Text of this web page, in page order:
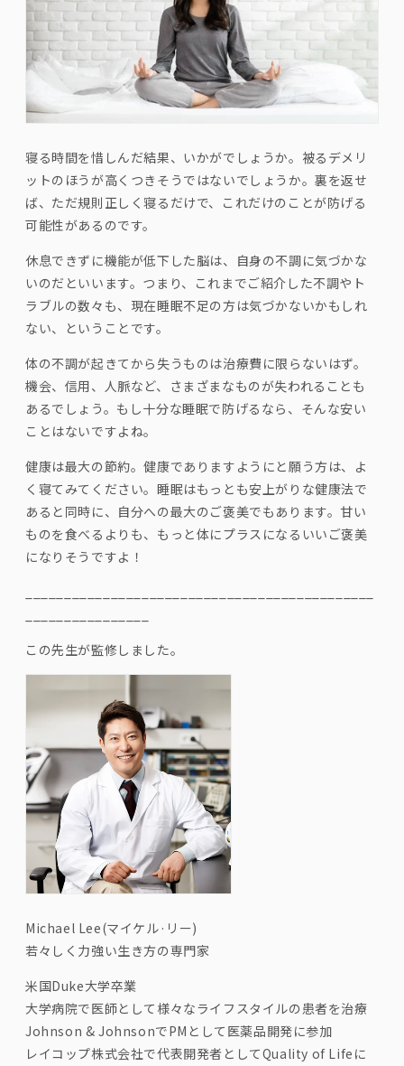
寝る時間を惜しんだ結果、いかがでしょうか。被るデメリ
ットのほうが高くつきそうではないでしょうか。裏を返せ
ば、ただ規則正しく寝るだけで、これだけのことが防げる
可能性があるのです。
休息できずに機能が低下した脳は、自身の不調に気づかな
いのだといいます。つまり、これまでご紹介した不調やト
ラブルの数々も、現在睡眠不足の方は気づかないかもしれ
ない、ということです。
体の不調が起きてから失うものは治療費に限らないはず。
機会、信用、人脈など、さまざまなものが失われることも
あるでしょう。もし十分な睡眠で防げるなら、そんな安い
ことはないですよね。
健康は最大の節約。健康でありますようにと願う方は、よ
く寝てみてください。睡眠はもっとも安上がりな健康法で
あると同時に、自分への最大のご褒美でもあります。甘い
ものを食べるよりも、もっと体にプラスになるいいご褒美
になりそうですよ！
この先生が監修しました。
Michael Lee(マイケル · リー)
若々しく力強い生き方の専門家
米国Duke大学卒業
大学病院で医師として様々なライフスタイルの患者を治療
Johnson & JohnsonでPM として医薬品開発に参加
レイコップ株式会社で代表開発者としてQuality of Life に